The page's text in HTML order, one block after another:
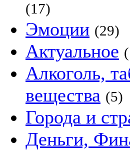
(17)
Эмоции (29)
Актуальное
Алкоголь,
вещества (5)
Города и
Деньги,